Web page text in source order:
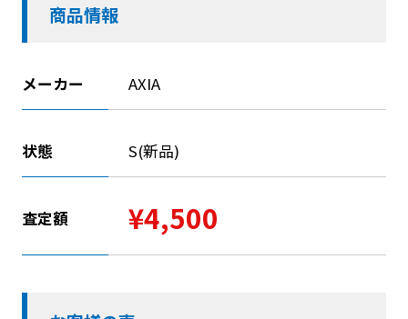
商品情報
メーカー AXIA
状態 S(新品)
査定額 ¥4,500